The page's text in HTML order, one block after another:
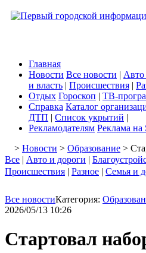
Главная
Новости Все новости | Авто
и власть | Происшествия |
Отдых Гороскоп | ТВ-
Справка Каталог
ДТП | Список укрытий |
Рекламодателям Реклама
> Новости > Образование >
Все | Авто и дороги |
Происшествия | Разное | Семья и
Все новостиКатегория:
2026/05/13 10:26
Стартовал